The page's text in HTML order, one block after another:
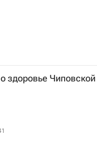
здоровье Чиповской